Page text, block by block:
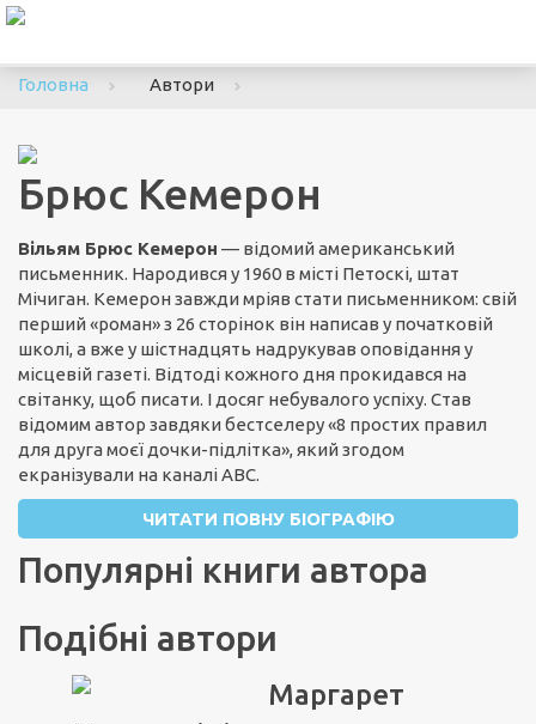
Головна
Автори
Брюс Кемерон
Вільям Брюс Кемерон — відомий американський
письменник. Народився у 1960 в місті Петоскі, штат
Мічиган. Кемерон завжди мріяв стати письменником: свій
перший «роман» з 26 сторінок він написав у початковій
школі, а вже у шістнадцять надрукував оповідання у
місцевій газеті. Відтоді кожного дня прокидався на
світанку, щоб писати. І досяг небувалого успіху. Став
відомим автор завдяки бестселеру «8 простих правил
для друга моєї дочки-підлітка», який згодом
екранізували на каналі ABC.
ЧИТАТИ ПОВНУ БІОГРАФІЮ
Популярні книги автора
Подібні автори
Маргарет